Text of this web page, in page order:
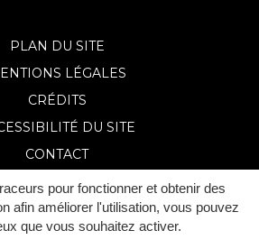
pour fonctionner et obtenir des
afin améliorer l'utilisation, vous pouvez
que vous souhaitez activer.
le
compte
Facebook
PLAN DU SITE
LÉGALES
CRÉDITS
DU SITE
CONTACT